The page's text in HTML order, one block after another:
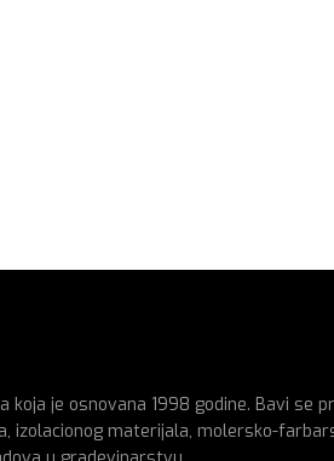
koja je osnovana 1998 godine. Bavi se
izolacionog materijala, molersko-